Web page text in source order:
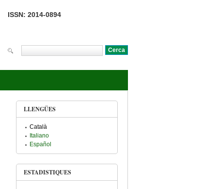
ISSN: 2014-0894
LLENGÜES
Català
Italiano
Español
ESTADISTIQUES